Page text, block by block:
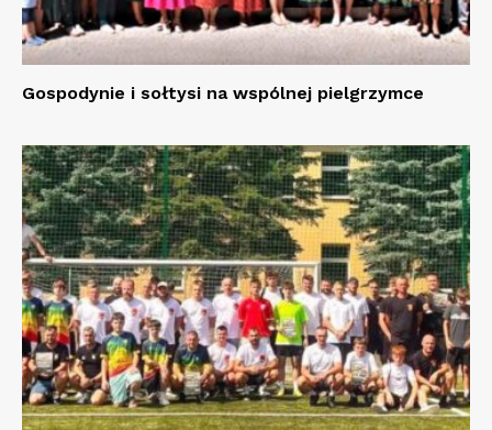
Gospodynie i sołtysi na wspólnej pielgrzymce